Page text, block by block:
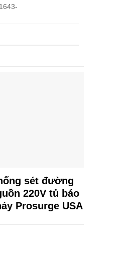
sét đường
220V tủ báo
Prosurge USA